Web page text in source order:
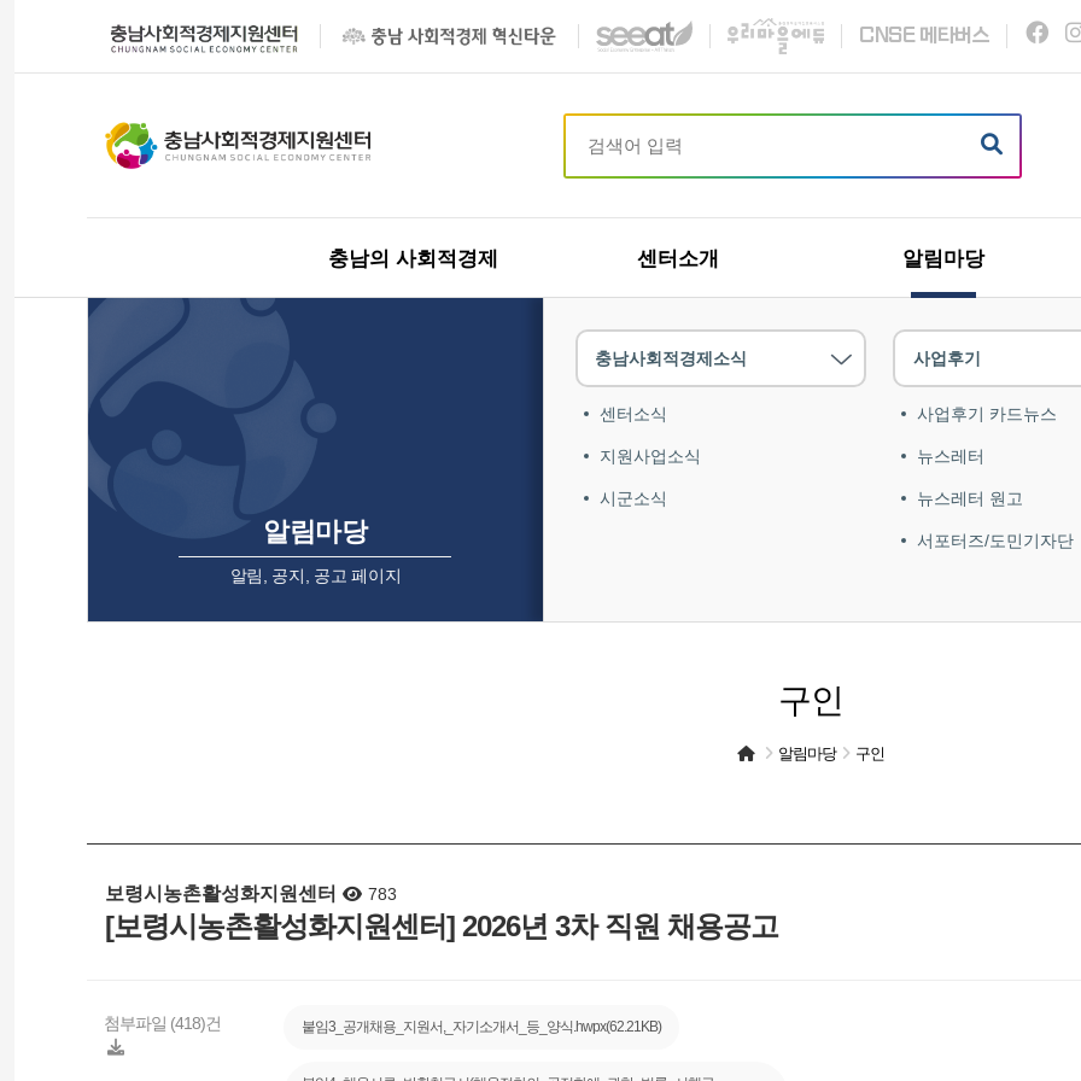
C NSE메타버스
충남의 사회적경제 센터소개 알림마당
알림마당
알림, 공지, 공고 페이지
충남사회적경제소식
센터소식
지원사업소식
시군소식
사업후기
사업후기 카드뉴스
뉴스레터
뉴스레터 원고
서포터즈/도민기자단
구인
알림마당 구인
보령시농촌활성화지원센터 783
[보령시농촌활성화지원센터] 2026년 3차 직원 채용공고
첨부파일 (418)건 붙임3_공개채용_지원서,_자기소개서_등_양식.hwpx(62.21KB)